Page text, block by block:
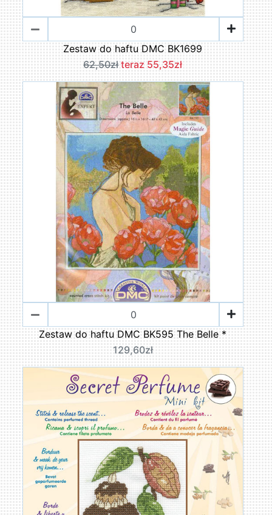
Zestaw do haftu DMC BK1699
62,50zł teraz 55,35zł
Zestaw do haftu DMC BK595 The Belle *
129,60zł